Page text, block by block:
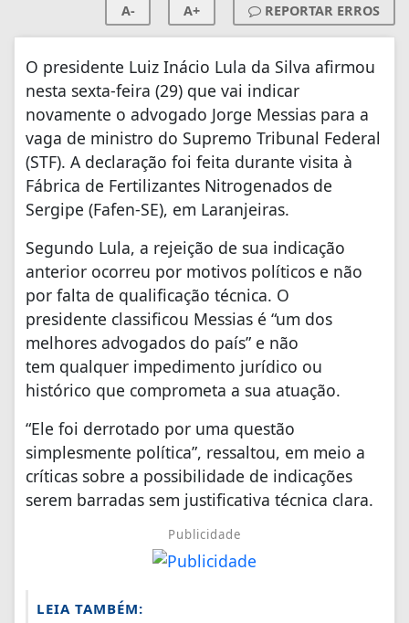
A- A+ REPORTAR ERROS
O presidente Luiz Inácio Lula da Silva afirmou
nesta sexta-feira (29) que vai indicar
novamente o advogado Jorge Messias para a
vaga de ministro do Supremo Tribunal Federal
(STF). A declaração foi feita durante visita à
Fábrica de Fertilizantes Nitrogenados de
Sergipe (Fafen-SE), em Laranjeiras.
Segundo Lula, a rejeição de sua indicação
anterior ocorreu por motivos políticos e não
por falta de qualificação técnica. O
presidente classificou Messias é “um dos
melhores advogados do país” e não
tem qualquer impedimento jurídico ou
histórico que comprometa a sua atuação.
“Ele foi derrotado por uma questão
simplesmente política”, ressaltou, em meio a
críticas sobre a possibilidade de indicações
serem barradas sem justificativa técnica clara.
Publicidade
LEIA TAMBÉM: